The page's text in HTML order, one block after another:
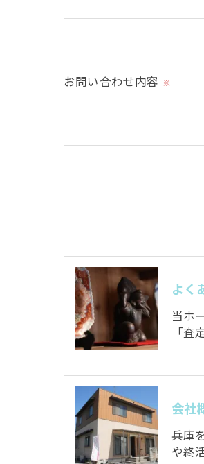
必要な情報を頂けない
当社では、お客様の個
お問い合わせ内容 ※
よく
当ホ
「
会社
兵庫
や終